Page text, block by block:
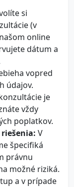
si
(v
online
dátum a
vopred
údajov.
je
vždy
poplatkov.
V
špecifiká
právnu
možné riziká.
a v prípade